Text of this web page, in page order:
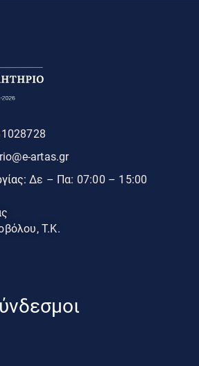
artas.gr
Δε – Πα: 07:00 – 15:00
Τ.Κ.